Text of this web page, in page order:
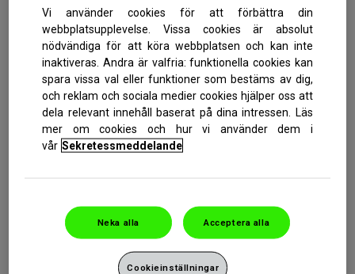
Navigera på webbplatsen
Vi strävar efter att se till att vår webbplats har användbart innehåll
som är utformat på ett lättnavigerat sätt.
Bilder
Alla kontextuella bilder som används på denna webbplats
innehåller korta alternativa textbeskrivningar som kan läsas av
vanliga anpassningsbara tekniker, t.ex. skärmläsare (via ALT-
eller bildtexter för att förklara betydelsen av varje bild för
skärmläsare.
Webbläsarinställningar
Vi använder cookies för att förbättra din
webbplatsupplevelse. Vissa cookies är absolut
nödvändiga för att köra webbplatsen och kan inte
inaktiveras. Andra är valfria: funktionella cookies kan
spara vissa val eller funktioner som bestäms av dig,
och reklam och sociala medier cookies hjälper oss att
dela relevant innehåll baserat på dina intressen. Läs
mer om cookies och hur vi använder dem i
vår Sekretessmeddelande
Neka alla Acceptera alla
Cookieinställningar